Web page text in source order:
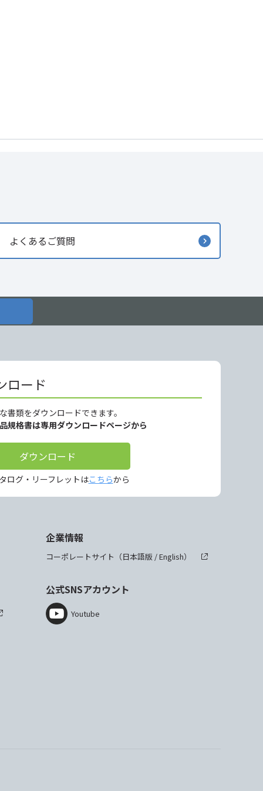
よくあるご質問
ロード
書類をダウンロードできます。
規格書は専用ダウンロードページから
ダウンロード
ログ・リーフレットはこちらから
企業情報
コーポレートサイト（日本語版 /English）
公式SNSアカウント
Youtube